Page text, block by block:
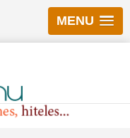
MENU